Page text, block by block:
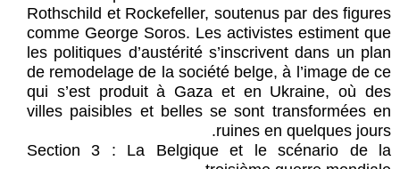
Rothschild et Rockefeller, soutenus par des figures
comme George Soros. Les activistes estiment que
les politiques d’austérité s’inscrivent dans un plan
de remodelage de la société belge, à l’image de ce
qui s’est produit à Gaza et en Ukraine, où des
villes paisibles et belles se sont transformées en
ruines en quelques jours.
Section 3 : La Belgique et le scénario de la